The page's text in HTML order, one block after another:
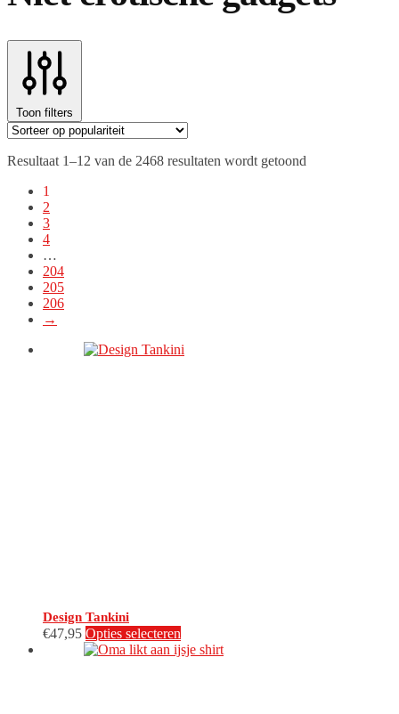
Toon filters
Resultaat 1–12 van de 2468 resultaten wordt getoond
1
2
3
4
…
204
205
206
→
Design Tankini
€47,95 Opties selecteren
product